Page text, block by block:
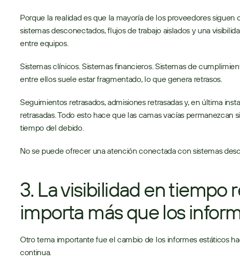
Porque la realidad es que la mayoría de los proveedores siguen
sistemas desconectados, flujos de trabajo aislados y una
entre equipos.
Sistemas clínicos. Sistemas financieros. Sistemas de
entre ellos suele estar fragmentado, lo que genera retrasos.
Seguimientos retrasados, admisiones retrasadas y, en última
retrasadas. Todo esto hace que las camas vacías permanezcan
tiempo del debido.
No se puede ofrecer una atención conectada con sistemas
3. La visibilidad en tiempo
importa más que los
Otro tema importante fue el cambio de los informes estáticos
continua.